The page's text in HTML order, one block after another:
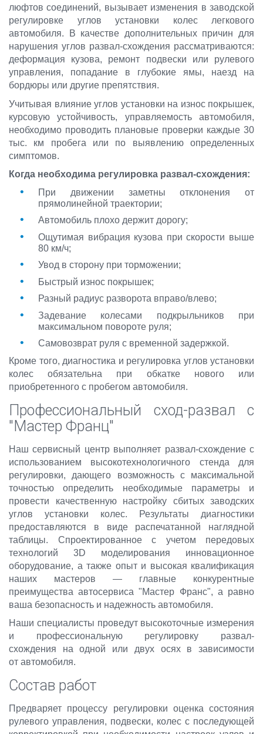
люфтов соединений, вызывает изменения в заводской
регулировке углов установки колес легкового
автомобиля. В качестве дополнительных причин для
нарушения углов развал-схождения рассматриваются:
деформация кузова, ремонт подвески или рулевого
управления, попадание в глубокие ямы, наезд на
бордюры или другие препятствия.
Учитывая влияние углов установки на износ покрышек,
курсовую устойчивость, управляемость автомобиля,
необходимо проводить плановые проверки каждые 30
тыс. км пробега или по выявлению определенных
симптомов.
Когда необходима регулировка развал-схождения:
При движении заметны отклонения от
прямолинейной траектории;
Автомобиль плохо держит дорогу;
Ощутимая вибрация кузова при скорости выше
80 км/ч;
Увод в сторону при торможении;
Быстрый износ покрышек;
Разный радиус разворота вправо/влево;
Задевание колесами подкрыльников при
максимальном повороте руля;
Самовозврат руля с временной задержкой.
Кроме того, диагностика и регулировка углов установки
колес обязательна при обкатке нового или
приобретенного с пробегом автомобиля.
Профессиональный сход-развал с
"Мастер Франц"
Наш сервисный центр выполняет развал-схождение с
использованием высокотехнологичного стенда для
регулировки, дающего возможность с максимальной
точностью определить необходимые параметры и
провести качественную настройку сбитых заводских
углов установки колес. Результаты диагностики
предоставляются в виде распечатанной наглядной
таблицы. Спроектированное с учетом передовых
технологий 3D моделирования инновационное
оборудование, а также опыт и высокая квалификация
наших мастеров — главные конкурентные
преимущества автосервиса "Мастер Франс", а равно
ваша безопасность и надежность автомобиля.
Наши специалисты проведут высокоточные измерения
и профессиональную регулировку развал-
схождения на одной или двух осях в зависимости
от автомобиля.
Состав работ
Предваряет процессу регулировки оценка состояния
рулевого управления, подвески, колес с последующей